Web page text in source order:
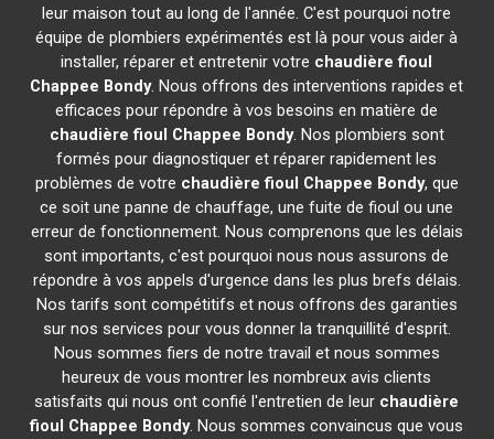
leur maison tout au long de l'année. C'est pourquoi notre
équipe de plombiers expérimentés est là pour vous aider à
installer, réparer et entretenir votre chaudière fioul
Chappee Bondy. Nous offrons des interventions rapides et
efficaces pour répondre à vos besoins en matière de
chaudière fioul Chappee Bondy. Nos plombiers sont
formés pour diagnostiquer et réparer rapidement les
problèmes de votre chaudière fioul Chappee Bondy, que
ce soit une panne de chauffage, une fuite de fioul ou une
erreur de fonctionnement. Nous comprenons que les délais
sont importants, c'est pourquoi nous nous assurons de
répondre à vos appels d'urgence dans les plus brefs délais.
Nos tarifs sont compétitifs et nous offrons des garanties
sur nos services pour vous donner la tranquillité d'esprit.
Nous sommes fiers de notre travail et nous sommes
heureux de vous montrer les nombreux avis clients
satisfaits qui nous ont confié l'entretien de leur chaudière
fioul Chappee Bondy. Nous sommes convaincus que vous